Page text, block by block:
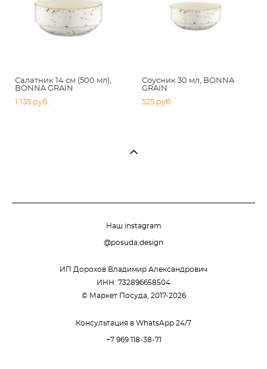
Салатник 14 см (500 мл),
BONNA GRAIN
1 135 pуб.
Соусник 30 мл, BONNA
GRAIN
525 pуб.
Наш instagram
@posuda.design
ИП Дорохов Владимир Александрович
ИНН: 732896658504
© Маркет Посуда, 2017-2026
Консультация в WhatsApp 24/7
+7 969 118-38-71